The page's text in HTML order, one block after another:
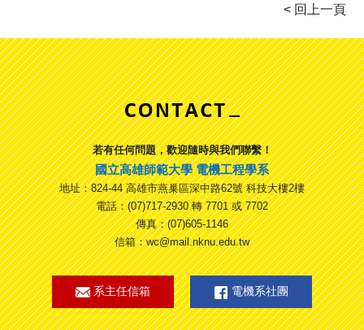
若有任何問題，歡迎隨時與我們聯繫！
國立高雄師範大學 電機工程學系
地址：824-44 高雄市燕巢區深中路62號 科技大樓2樓
電話：(07)717-2930 轉 7701 或 7702
傳真：(07)605-1146
信箱：wc@mail.nknu.edu.tw
系主任信箱 電機系社團